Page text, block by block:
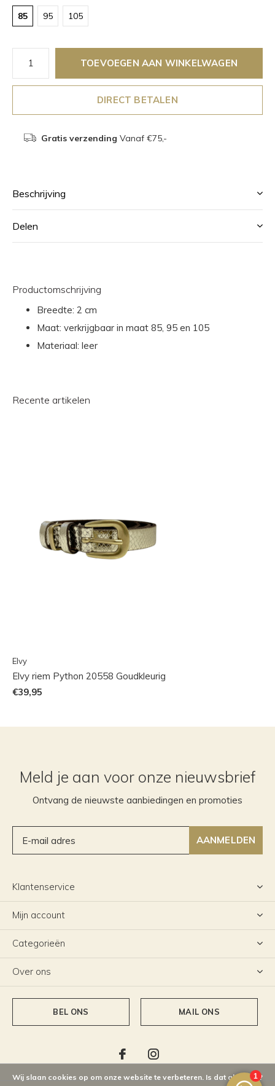
85 95 105
TOEVOEGEN AAN WINKELWAGEN
DIRECT BETALEN
Gratis verzending Vanaf €75,-
Beschrijving
Delen
Productomschrijving
Breedte: 2 cm
Maat: verkrijgbaar in maat 85, 95 en 105
Materiaal: leer
Recente artikelen
Elvy
Elvy riem Python 20558 Goudkleurig
€39,95
Meld je aan voor onze nieuwsbrief
Ontvang de nieuwste aanbiedingen en promoties
AANMELDEN
Klantenservice
Mijn account
Categorieën
Over ons
BEL ONS MAIL ONS
Wij slaan cookies op om onze website te verbeteren. Is dat akkoord?